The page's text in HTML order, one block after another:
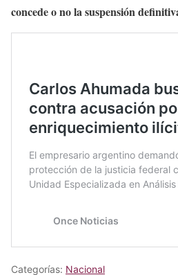
concede o no la suspensión
Categorías: Nacional